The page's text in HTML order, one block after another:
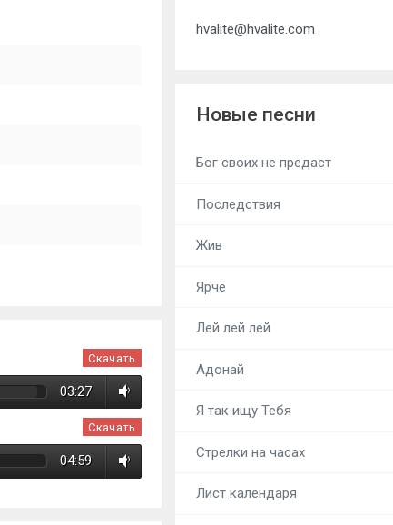
Скачать
03:27
Скачать
04:59
hvalite@hvalite.com
Новые песни
Бог своих не предаст
Последствия
Жив
Ярче
Лей лей лей
Адонай
Я так ищу Тебя
Стрелки на часах
Лист календаря